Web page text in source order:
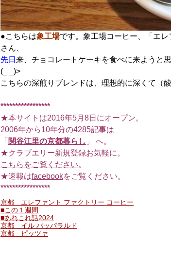
●こちらは象工場です。象工場コーヒー、「エレ
さん、
先日 来、チョコレートケーキを食べに来ようと
(_ _)>
こちらの深煎りブレンドは、理想的に深くて（
*****************
★本サイトは2016年5月8日にオープン。
2006年から10年分の4285記事は
「 関谷江里の京都暮らし 」 へ。
★クラブエリー新規登録お気軽に。
こちらをご覧ください。
★速報はfacebookをご覧ください。
*****************
京都 エレファント ファクトリー コーヒー
■この１週間
■あれこれ話2024
京都 イル パッパラルド
京都 ピッツァ